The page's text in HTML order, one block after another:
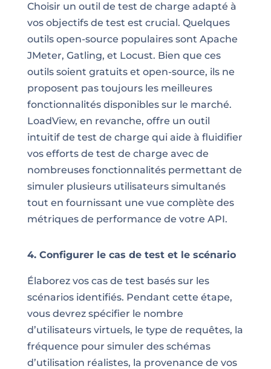
Choisir un outil de test de charge adapté à
vos objectifs de test est crucial. Quelques
outils open-source populaires sont Apache
JMeter, Gatling, et Locust. Bien que ces
outils soient gratuits et open-source, ils ne
proposent pas toujours les meilleures
fonctionnalités disponibles sur le marché.
LoadView, en revanche, offre un outil
intuitif de test de charge qui aide à fluidifier
vos efforts de test de charge avec de
nombreuses fonctionnalités permettant de
simuler plusieurs utilisateurs simultanés
tout en fournissant une vue complète des
métriques de performance de votre API.
4. Configurer le cas de test et le scénario
Élaborez vos cas de test basés sur les
scénarios identifiés. Pendant cette étape,
vous devrez spécifier le nombre
d’utilisateurs virtuels, le type de requêtes, la
fréquence pour simuler des schémas
d’utilisation réalistes, la provenance de vos